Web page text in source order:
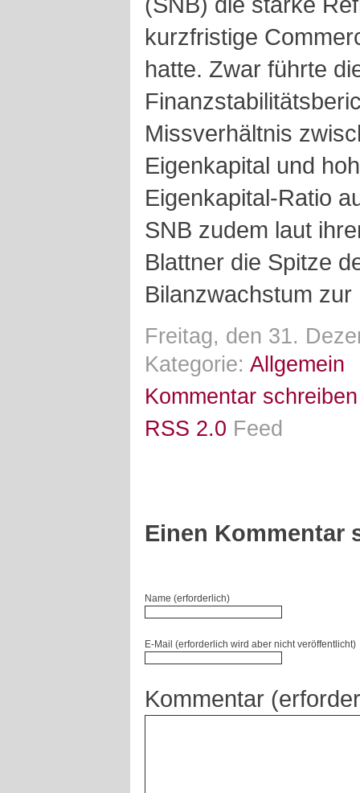
kurzfristige
hatte. Zwar führte
Missverhältnis
Eigenkapital und
Eigenkapital-Ratio
SNB zudem laut
Blattner die Spitze
Bilanzwachstum zur
Freitag, den 31.
Kategorie: Allgemein
Kommentar schreiben
RSS 2.0 Feed
Einen Kommentar
Name (erforderlich)
E-Mail (erforderlich wird aber nicht veröffentlicht)
Kommentar